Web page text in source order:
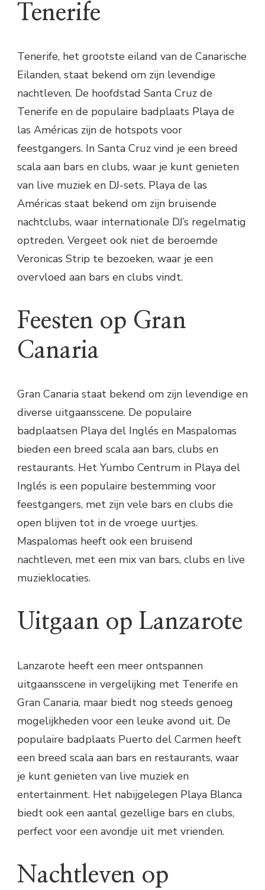
Tenerife
Tenerife, het grootste eiland van de Canarische
Eilanden, staat bekend om zijn levendige
nachtleven. De hoofdstad Santa Cruz de
Tenerife en de populaire badplaats Playa de
las Américas zijn de hotspots voor
feestgangers. In Santa Cruz vind je een breed
scala aan bars en clubs, waar je kunt genieten
van live muziek en DJ-sets. Playa de las
Américas staat bekend om zijn bruisende
nachtclubs, waar internationale DJ’s regelmatig
optreden. Vergeet ook niet de beroemde
Veronicas Strip te bezoeken, waar je een
overvloed aan bars en clubs vindt.
Feesten op Gran
Canaria
Gran Canaria staat bekend om zijn levendige en
diverse uitgaansscene. De populaire
badplaatsen Playa del Inglés en Maspalomas
bieden een breed scala aan bars, clubs en
restaurants. Het Yumbo Centrum in Playa del
Inglés is een populaire bestemming voor
feestgangers, met zijn vele bars en clubs die
open blijven tot in de vroege uurtjes.
Maspalomas heeft ook een bruisend
nachtleven, met een mix van bars, clubs en live
muzieklocaties.
Uitgaan op Lanzarote
Lanzarote heeft een meer ontspannen
uitgaansscene in vergelijking met Tenerife en
Gran Canaria, maar biedt nog steeds genoeg
mogelijkheden voor een leuke avond uit. De
populaire badplaats Puerto del Carmen heeft
een breed scala aan bars en restaurants, waar
je kunt genieten van live muziek en
entertainment. Het nabijgelegen Playa Blanca
biedt ook een aantal gezellige bars en clubs,
perfect voor een avondje uit met vrienden.
Nachtleven op